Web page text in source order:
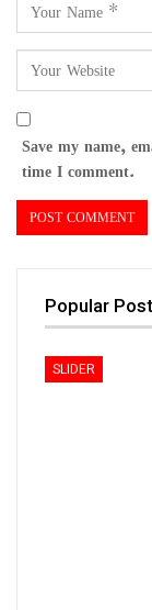
Save my name,
time I comment.
Popular
SLIDER